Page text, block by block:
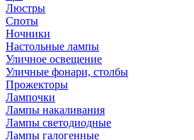
Люстры
Споты
Ночники
Настольные лампы
Уличное освещение
Уличные фонари, столбы
Прожекторы
Лампочки
Лампы накаливания
Лампы светодиодные
Лампы галогенные